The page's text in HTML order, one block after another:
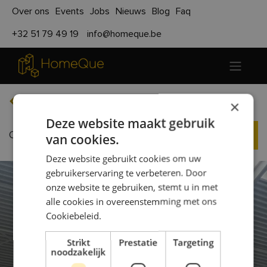
Over ons Events Jobs Nieuws Blog Faq
+32 51 79 49 19 info@homeque.be
Opendeur Productiehal
×
Deze website maakt gebruik
van cookies.
Deze website gebruikt cookies om uw
gebruikerservaring te verbeteren. Door
onze website te gebruiken, stemt u in met
alle cookies in overeenstemming met ons
Cookiebeleid.
Strikt
noodzakelijk
Prestatie Targeting